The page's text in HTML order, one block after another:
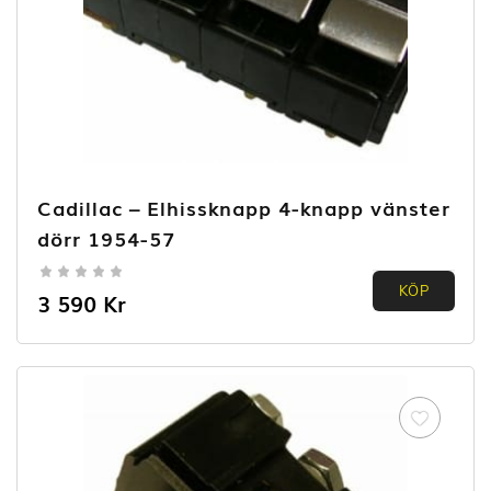
Cadillac – Elhissknapp 4-knapp vänster
dörr 1954-57
0.00
out of
5
3 590 Kr KÖP